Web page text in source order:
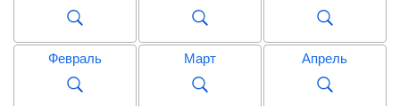
Февраль Март Апрель